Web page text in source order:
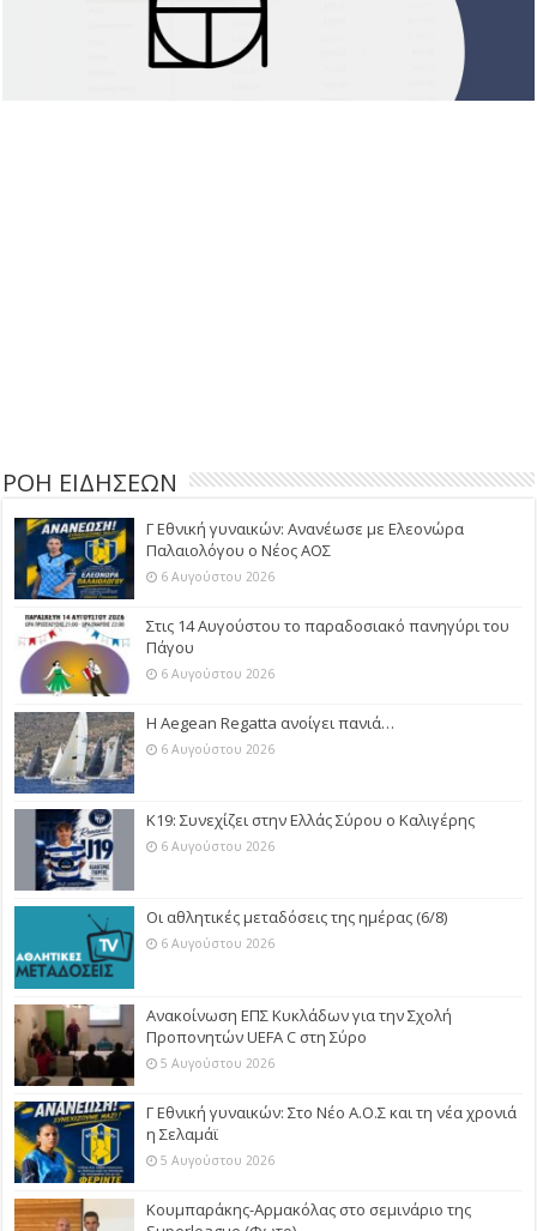
ΡΟΗ ΕΙΔΗΣΕΩΝ
Γ Εθνική γυναικών: Ανανέωσε με Ελεονώρα
Παλαιολόγου ο Νέος ΑΟΣ
6 Αυγούστου 2026
Στις 14 Αυγούστου το παραδοσιακό πανηγύρι του
Πάγου
6 Αυγούστου 2026
Η Aegean Regatta ανοίγει πανιά…
6 Αυγούστου 2026
Κ19: Συνεχίζει στην Ελλάς Σύρου ο Καλιγέρης
6 Αυγούστου 2026
Οι αθλητικές μεταδόσεις της ημέρας (6/8)
6 Αυγούστου 2026
Ανακοίνωση ΕΠΣ Κυκλάδων για την Σχολή
Προπονητών UEFA C στη Σύρο
5 Αυγούστου 2026
Γ Εθνική γυναικών: Στο Νέο Α.Ο.Σ και τη νέα χρονιά
η Σελαμάϊ
5 Αυγούστου 2026
Κουμπαράκης-Αρμακόλας στο σεμινάριο της